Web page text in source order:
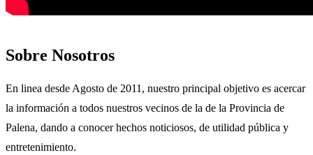
Sobre Nosotros
En linea desde Agosto de 2011, nuestro principal objetivo es acercar
la información a todos nuestros vecinos de la de la Provincia de
Palena, dando a conocer hechos noticiosos, de utilidad pública y
entretenimiento.